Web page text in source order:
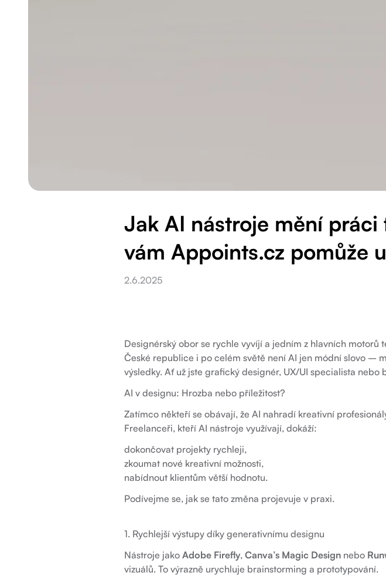
Jak AI nástroje mění
vám Appoints.cz pomůže
2.6.2025
Designérský obor se rychle vyvíjí a jedním z hlavních motorů
České republice i po celém světě není AI jen módní slovo –
výsledky. Ať už jste grafický designér, UX/UI specialista
AI v designu: Hrozba nebo příležitost?
Zatímco někteří se obávají, že AI nahradí kreativní
Freelanceři, kteří AI nástroje využívají, dokáží:
dokončovat projekty rychleji,
zkoumat nové kreativní možnosti,
nabídnout klientům větší hodnotu.
Podívejme se, jak se tato změna projevuje v praxi.
1. Rychlejší výstupy díky generativnímu designu
Nástroje jako Adobe Firefly, Canva’s Magic Design nebo
vizuálů. To výrazně urychluje brainstorming a prototypování.